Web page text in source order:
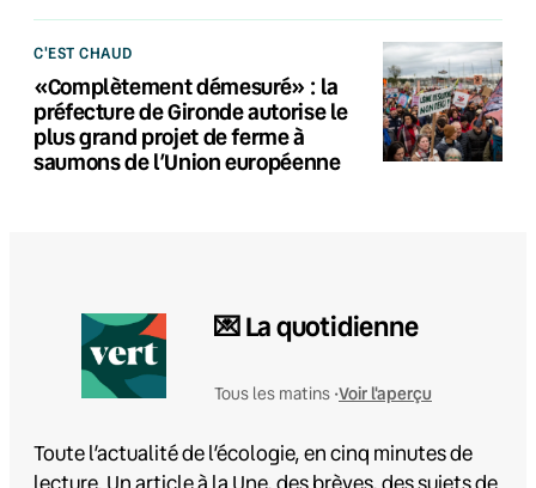
C'EST CHAUD
«Complètement démesuré» : la
préfecture de Gironde autorise le
plus grand projet de ferme à
saumons de l’Union européenne
💌 La quotidienne
Tous les matins •Voir l'aperçu
Toute l’actualité de l’écologie, en cinq minutes de
lecture. Un article à la Une, des brèves, des sujets de